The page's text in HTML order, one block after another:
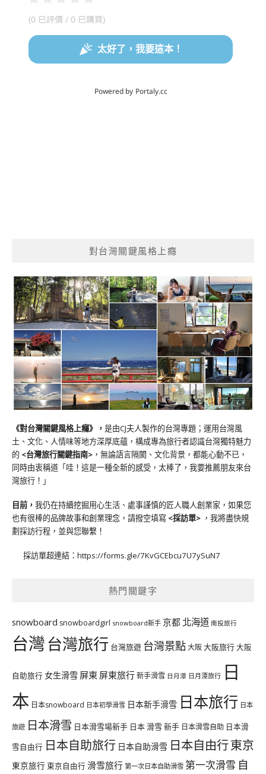
對台灣關鍵風格上癮
《對台灣關鍵風格上癮》 ， 是由CJ夫人製作的台灣專題；運用台灣風
土、文化、人情味等地方深厚底蘊，構成專為旅行者認識台灣獨特魅力
的 <台灣旅行關鍵指南> ，無論語言隔閡、文化背景，都能心動不已，
同時由衷稱道「哇！這是一種全新的感受，太棒了，我要推薦朋友來台
灣旅行！」
目前， 我仍在持續挖掘用心生活、處事謹慎的匠人職人創業家，如果您
也有很棒的品牌故事和創業理念，請撥空填寫 <採訪單> ，我將盡快規
劃採訪行程，並與您聯繫！
採訪單超連結： https://forms.gle/7KvGCEbcu7U7ySuN7
熱門關鍵字
snowboard snowboardgirl snowboard新手 京都 北海道 南投旅行
台灣台灣旅行 台灣旅遊 台灣景點大阪大阪旅行大阪
自助旅行 女生滑雪 屏東 屏東旅行新手滑雪 日月潭 日月潭旅行 日
本 日本snowboard 日本初學滑雪 日本新手滑雪 日本旅行 日本
旅遊 日本滑雪 日本滑雪場新手 日本 滑雪 新手 日本滑雪自助 日本滑
雪自由行 日本自助旅行 日本自助滑雪 日本自由行東京
東京旅行 東京自由行 滑雪旅行 第一次日本自助滑雪 第一次滑雪 自